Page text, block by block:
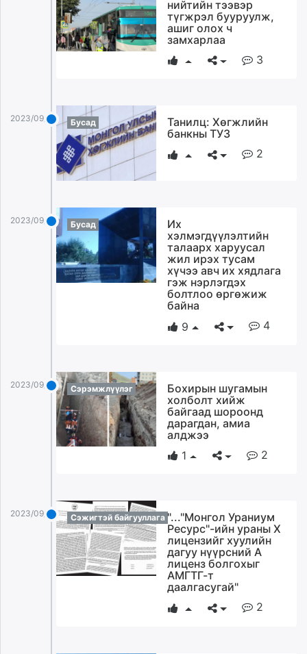
нийтийн тээвэр
түгжрэл бууруулж,
ашиг олох ч
замхарлаа
3
2023/09/13 Бусад
Танилц: Хөгжлийн
банкны ТУЗ
2
2023/09/13 Бусад
Их
хэлмэгдүүлэлтийн
талаарх харуусал
жил ирэх тусам
хүчээ авч их хядлага
гэж нэрлэгдэх
болтлоо өргөжиж
байна
9
4
2023/09/13 Сэрэмжлүүлэг
Бохирын шугамын
холболт хийж
байгаад шороонд
дарагдан, амиа
алджээ
1
2
2023/09/13 Сэжигтэй байгууллага "..."Монгол Ураниум
Ресурс"-ийн ураны Х
лицензийг хуулийн
дагуу нүүрсний А
лиценз болгохыг
АМГТГ-т
даалгасугай"
2